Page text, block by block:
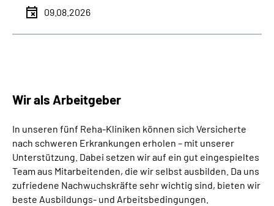
09.08.2026
Wir als Arbeitgeber
In unseren fünf Reha-Kliniken können sich Versicherte
nach schweren Erkrankungen erholen – mit unserer
Unterstützung. Dabei setzen wir auf ein gut eingespieltes
Team aus Mitarbeitenden, die wir selbst ausbilden. Da uns
zufriedene Nachwuchskräfte sehr wichtig sind, bieten wir
beste Ausbildungs- und Arbeitsbedingungen.